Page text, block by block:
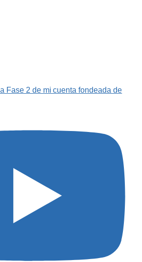
Fase 2 de mi cuenta fondeada de